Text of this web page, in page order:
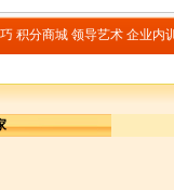
积分商城 领导艺术 企业内训